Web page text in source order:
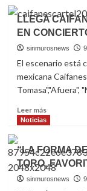
EN
SINALOA
10
ALCALDES
PIDEN
CONGRESO
NOMBRA
LLEGA
EN
sinmurosnews
El escenario está
mexicana
Tomasa","Afuera",
Leer másRead
more
CAIFANES
A
CULIACÁN
ESTE
Noticias
“LA FORMA
TORO,
sinmurosnews